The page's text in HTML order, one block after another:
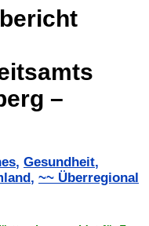
–
, Gesundheit,
, ~~ Überregional